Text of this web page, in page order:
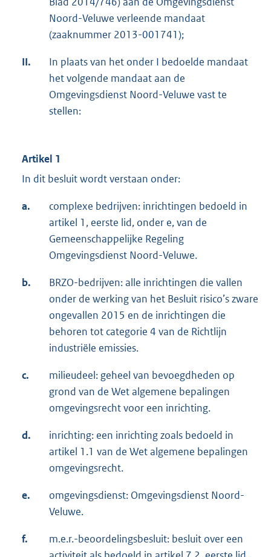
Noord-Veluwe verleende mandaat
(zaaknummer 2013-001741);
II.
In plaats van het onder I bedoelde mandaat
het volgende mandaat aan de
Omgevingsdienst Noord-Veluwe vast te
stellen:
Artikel 1
In dit besluit wordt verstaan onder:
a.
complexe bedrijven: inrichtingen bedoeld in
artikel 1, eerste lid, onder e, van de
Gemeenschappelijke Regeling
Omgevingsdienst Noord-Veluwe.
b.
BRZO-bedrijven: alle inrichtingen die vallen
onder de werking van het Besluit risico’s zware
ongevallen 2015 en de inrichtingen die
behoren tot categorie 4 van de Richtlijn
industriële emissies.
c.
milieudeel: geheel van bevoegdheden op
grond van de Wet algemene bepalingen
omgevingsrecht voor een inrichting.
d.
inrichting: een inrichting zoals bedoeld in
artikel 1.1 van de Wet algemene bepalingen
omgevingsrecht.
e.
omgevingsdienst: Omgevingsdienst Noord-
Veluwe.
f.
m.e.r.-beoordelingsbesluit: besluit over een